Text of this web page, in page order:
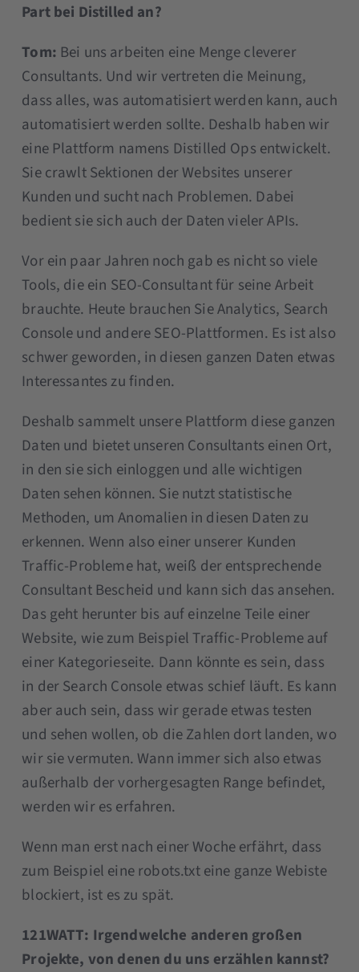
Part bei Distilled an?
Tom: Bei uns arbeiten eine Menge cleverer
Consultants. Und wir vertreten die Meinung,
dass alles, was automatisiert werden kann, auch
automatisiert werden sollte. Deshalb haben wir
eine Plattform namens Distilled Ops entwickelt.
Sie crawlt Sektionen der Websites unserer
Kunden und sucht nach Problemen. Dabei
bedient sie sich auch der Daten vieler APIs.
Vor ein paar Jahren noch gab es nicht so viele
Tools, die ein SEO-Consultant für seine Arbeit
brauchte. Heute brauchen Sie Analytics, Search
Console und andere SEO-Plattformen. Es ist also
schwer geworden, in diesen ganzen Daten etwas
Interessantes zu finden.
Deshalb sammelt unsere Plattform diese ganzen
Daten und bietet unseren Consultants einen Ort,
in den sie sich einloggen und alle wichtigen
Daten sehen können. Sie nutzt statistische
Methoden, um Anomalien in diesen Daten zu
erkennen. Wenn also einer unserer Kunden
Traffic-Probleme hat, weiß der entsprechende
Consultant Bescheid und kann sich das ansehen.
Das geht herunter bis auf einzelne Teile einer
Website, wie zum Beispiel Traffic-Probleme auf
einer Kategorieseite. Dann könnte es sein, dass
in der Search Console etwas schief läuft. Es kann
aber auch sein, dass wir gerade etwas testen
und sehen wollen, ob die Zahlen dort landen, wo
wir sie vermuten. Wann immer sich also etwas
außerhalb der vorhergesagten Range befindet,
werden wir es erfahren.
Wenn man erst nach einer Woche erfährt, dass
zum Beispiel eine robots.txt eine ganze Webiste
blockiert, ist es zu spät.
121WATT: Irgendwelche anderen großen
Projekte, von denen du uns erzählen kannst?